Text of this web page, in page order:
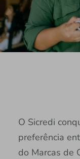
O Sicredi
preferência
do Marcas de